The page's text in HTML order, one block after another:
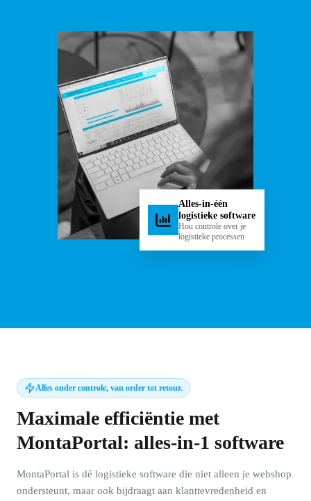
Alles-in-één
logistieke software
Hou controle over je
logistieke processen
Alles onder controle, van order tot retour.
Maximale efficiëntie met
MontaPortal: alles-in-1 software
MontaPortal is dé logistieke software die niet alleen je webshop
ondersteunt, maar ook bijdraagt aan klanttevredenheid en